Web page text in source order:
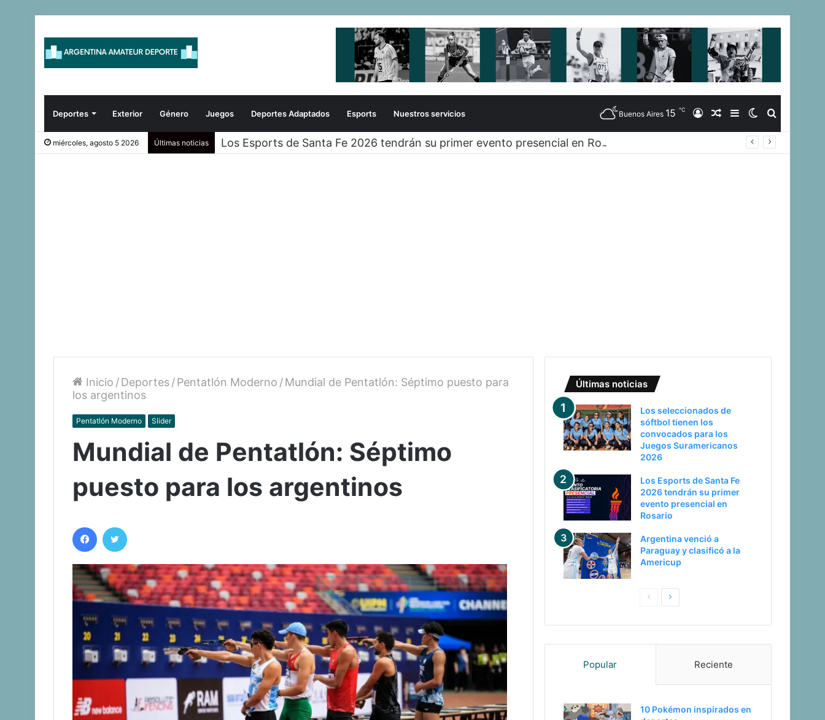
Deportes Exterior Género Juegos Deportes Adaptados Esports Nuestros servicios Buscar
Switch
skin
Barra
Lateral
Artículo
Aleatorio
Iniciar
Buenos Aires 15 ℃
miércoles, agosto 5 2026 Últimas noticias Los Esports de Santa Fe 2026 tendrán su primer evento presencial en Rosario
Inicio /Deportes/Pentatlón Moderno /Mundial de Pentatlón: Séptimo puesto para
los argentinos
Pentatlón Moderno Slider
Mundial de Pentatlón: Séptimo
puesto para los argentinos
Facebook
Últimas noticias
Los seleccionados de
sóftbol tienen los
convocados para los
Juegos Suramericanos
2026
Los Esports de Santa Fe
2026 tendrán su primer
evento presencial en
Rosario
Argentina venció a
Paraguay y clasificó a la
Americup
PaginaSiguiente
Popular Reciente
10 Pokémon inspirados en